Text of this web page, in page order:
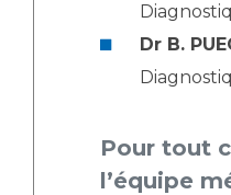
Dr B.
Pour tout
l’équipe